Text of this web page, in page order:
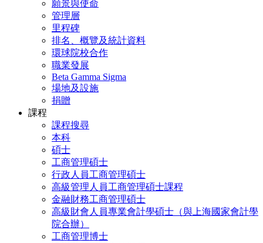
願景與使命
管理層
里程碑
排名、概覽及統計資料
環球院校合作
職業發展
Beta Gamma Sigma
場地及設施
捐贈
課程
課程搜尋
本科
碩士
工商管理碩士
行政人員工商管理碩士
高級管理人員工商管理碩士課程
金融財務工商管理碩士
高級財會人員專業會計學碩士（與上海國家會計學
院合辦）
工商管理博士